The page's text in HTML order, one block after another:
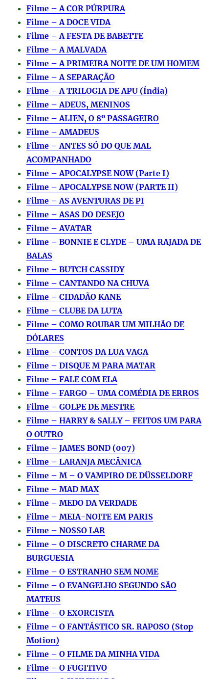
Filme – A COR PÚRPURA
Filme – A DOCE VIDA
Filme – A FESTA DE BABETTE
Filme – A MALVADA
Filme – A PRIMEIRA NOITE DE UM HOMEM
Filme – A SEPARAÇÃO
Filme – A TRILOGIA DE APU (Índia)
Filme – ADEUS, MENINOS
Filme – ALIEN, O 8º PASSAGEIRO
Filme – AMADEUS
Filme – ANTES SÓ DO QUE MAL
ACOMPANHADO
Filme – APOCALYPSE NOW (Parte I)
Filme – APOCALYPSE NOW (PARTE II)
Filme – AS AVENTURAS DE PI
Filme – ASAS DO DESEJO
Filme – AVATAR
Filme – BONNIE E CLYDE – UMA RAJADA DE
BALAS
Filme – BUTCH CASSIDY
Filme – CANTANDO NA CHUVA
Filme – CIDADÃO KANE
Filme – CLUBE DA LUTA
Filme – COMO ROUBAR UM MILHÃO DE
DÓLARES
Filme – CONTOS DA LUA VAGA
Filme – DISQUE M PARA MATAR
Filme – FALE COM ELA
Filme – FARGO – UMA COMÉDIA DE ERROS
Filme – GOLPE DE MESTRE
Filme – HARRY & SALLY – FEITOS UM PARA
O OUTRO
Filme – JAMES BOND (007)
Filme – LARANJA MECÂNICA
Filme – M – O VAMPIRO DE DÜSSELDORF
Filme – MAD MAX
Filme – MEDO DA VERDADE
Filme – MEIA-NOITE EM PARIS
Filme – NOSSO LAR
Filme – O DISCRETO CHARME DA
BURGUESIA
Filme – O ESTRANHO SEM NOME
Filme – O EVANGELHO SEGUNDO SÃO
MATEUS
Filme – O EXORCISTA
Filme – O FANTÁSTICO SR. RAPOSO (Stop
Motion)
Filme – O FILME DA MINHA VIDA
Filme – O FUGITIVO